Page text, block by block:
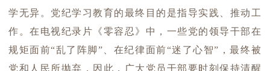
学无异。党纪学习教育的最终目的是指导实践、推动工
作。在电视纪录片《零容忍》中，一些党的领导干部在
规矩面前“乱了阵脚”、在纪律面前“迷了心智”，最终被
党和人民所抛弃，因此，广大党员干部要时刻保持清醒